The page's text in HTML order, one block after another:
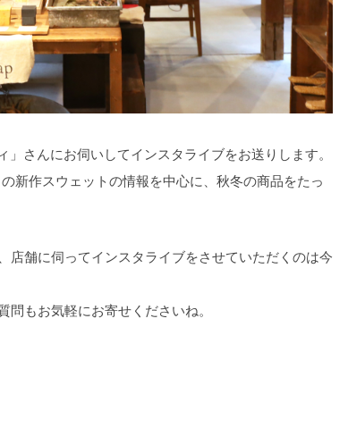
さんにお伺いしてインスタライブをお送りします。
新作スウェットの情報を中心に、秋冬の商品をたっ
舗に伺ってインスタライブをさせていただくのは今
もお気軽にお寄せくださいね。